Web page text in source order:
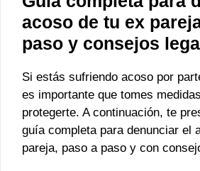
acoso de tu ex
paso y consejos
Si estás sufriendo acoso por
es importante que tomes
protegerte. A continuación, te
guía completa para denunciar el
pareja, paso a paso y con